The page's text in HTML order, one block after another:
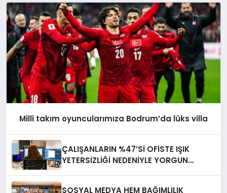
Milli takım oyuncularımıza Bodrum’da lüks villa
ÇALIŞANLARIN %47’Sİ OFİSTE IŞIK
YETERSİZLİĞİ NEDENİYLE YORGUN
SOSYAL MEDYA HEM BAĞIMLILIK